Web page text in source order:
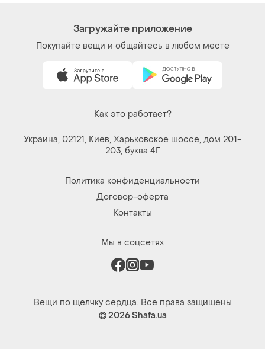
Загружайте приложение
Покупайте вещи и общайтесь в любом месте
Как это работает?
Украина, 02121, Киев, Харьковское шоссе, дом 201-
203, буква 4Г
Политика конфиденциальности
Договор-оферта
Контакты
Мы в соцсетях
Вещи по щелчку сердца. Все права защищены
© 2026Shafa.ua